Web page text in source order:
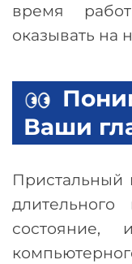
время
оказывать на
Ваши
Пристальный
состояние,